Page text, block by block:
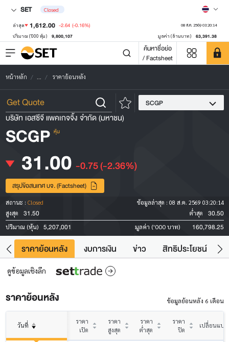
SET Closed
ล่าสุด 1,612.00 -2.64 (-0.16%) 08 ส.ค. 2569 03:20:14
ปริมาณ ('000 หุ้น) 9,800,107 มูลค่า (ล้านบาท) 63,391.38
ค้นหาชื่อย่อ
/ Factsheet
หน้าหลัก ... ราคาย้อนหลัง
SCGP
บริษัท เอสซีจี แพคเกจจิ้ง จำกัด (มหาชน)
SCGP หุ้น
31.00 -0.75(-2.36%)
สรุปข้อสนเทศ บจ. (Factsheet)
สถานะ : Closed ข้อมูลล่าสุด : 08 ส.ค. 2569 03:20:14
สูงสุด
31.50 ต่ำสุด 30.50
ปริมาณ (หุ้น) 5,207,001 มูลค่า ('000 บาท) 160,798.25
ราคาย้อนหลัง งบการเงิน ข่าว สิทธิประโยชน์
ดูข้อมูลเชิงลึก
ราคาย้อนหลัง ข้อมูลย้อนหลัง 6 เดือน
วันที่
ราคา
เปิด
ราคา
สูงสุด
ราคา
ต่ำสุด
ราคา
ปิด
เปลี่ยนแปล